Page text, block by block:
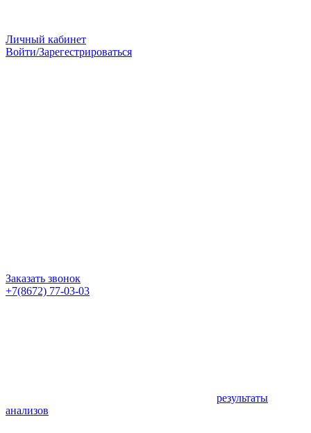
Личный кабинет
Войти/Зарегестрироваться
Заказать звонок
+7(8672) 77-03-03
результаты
анализов